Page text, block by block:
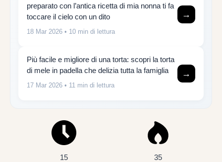
preparato con l’antica ricetta di mia nonna ti fa
toccare il cielo con un dito
18 Mar 2026 • 10 min di lettura
→
Più facile e migliore di una torta: scopri la torta
di mele in padella che delizia tutta la famiglia
17 Mar 2026 • 11 min di lettura
→
15 35